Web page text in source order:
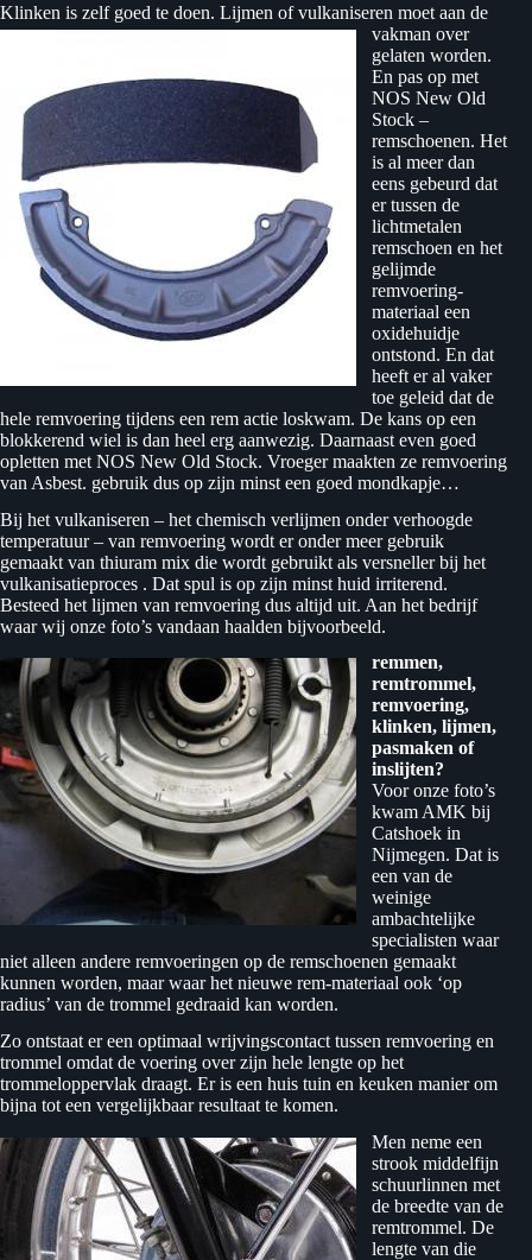
Klinken is zelf goed te doen. Lijmen of vulkaniseren moet aan de
vakman over
gelaten worden.
En pas op met
NOS New Old
Stock –
remschoenen. Het
is al meer dan
eens gebeurd dat
er tussen de
lichtmetalen
remschoen en het
gelijmde
remvoering-
materiaal een
oxidehuidje
ontstond. En dat
heeft er al vaker
toe geleid dat de
hele remvoering tijdens een rem actie loskwam. De kans op een
blokkerend wiel is dan heel erg aanwezig. Daarnaast even goed
opletten met NOS New Old Stock. Vroeger maakten ze remvoering
van Asbest. gebruik dus op zijn minst een goed mondkapje…
Bij het vulkaniseren – het chemisch verlijmen onder verhoogde
temperatuur – van remvoering wordt er onder meer gebruik
gemaakt van thiuram mix die wordt gebruikt als versneller bij het
vulkanisatieproces . Dat spul is op zijn minst huid irriterend.
Besteed het lijmen van remvoering dus altijd uit. Aan het bedrijf
waar wij onze foto’s vandaan haalden bijvoorbeeld.
remmen,
remtrommel,
remvoering,
klinken, lijmen,
pasmaken of
inslijten?
Voor onze foto’s
kwam AMK bij
Catshoek in
Nijmegen. Dat is
een van de
weinige
ambachtelijke
specialisten waar
niet alleen andere remvoeringen op de remschoenen gemaakt
kunnen worden, maar waar het nieuwe rem-materiaal ook ‘op
radius’ van de trommel gedraaid kan worden.
Zo ontstaat er een optimaal wrijvingscontact tussen remvoering en
trommel omdat de voering over zijn hele lengte op het
trommeloppervlak draagt. Er is een huis tuin en keuken manier om
bijna tot een vergelijkbaar resultaat te komen.
Men neme een
strook middelfijn
schuurlinnen met
de breedte van de
remtrommel. De
lengte van die